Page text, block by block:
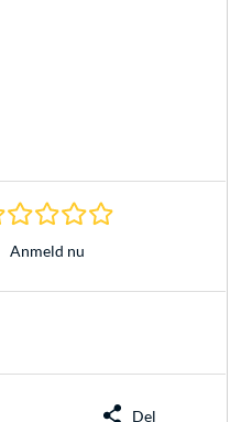
0.0 Stjerner hos 0
Anmeld nu
Del